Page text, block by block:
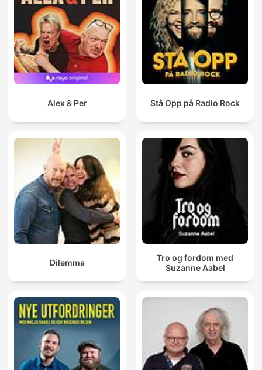
Alex & Per Stå Opp på Radio Rock
Dilemma
Tro og fordom med
Suzanne Aabel